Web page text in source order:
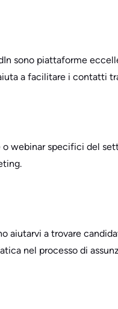
sono piattaforme
a facilitare i contatti
webinar specifici del
aiutarvi a trovare
nel processo di